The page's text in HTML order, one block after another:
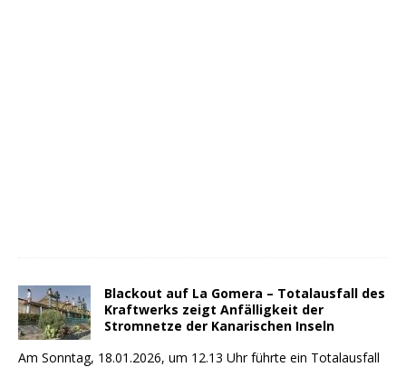
Blackout auf La Gomera – Totalausfall des
Kraftwerks zeigt Anfälligkeit der
Stromnetze der Kanarischen Inseln
Am Sonntag, 18.01.2026, um 12.13 Uhr führte ein Totalausfall